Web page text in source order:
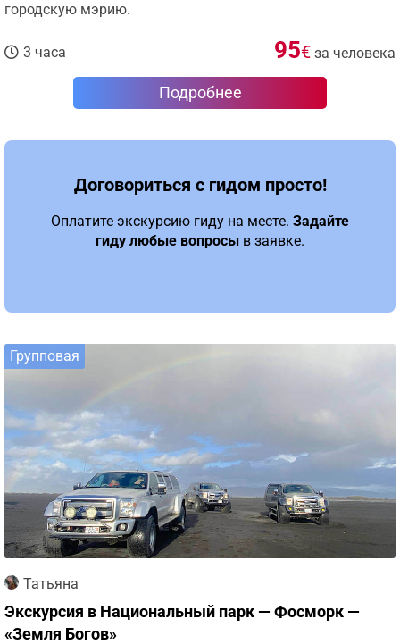
городскую мэрию.
3 часа 95€ за человека
Подробнее
Договориться с гидом просто!
Оплатите экскурсию гиду на месте. Задайте
гиду любые вопросы в заявке.
Групповая
Татьяна
Экскурсия в Национальный парк — Фосморк —
«Земля Богов»